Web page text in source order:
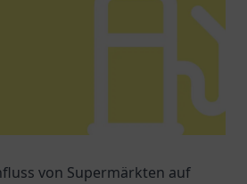
von Supermärkten auf